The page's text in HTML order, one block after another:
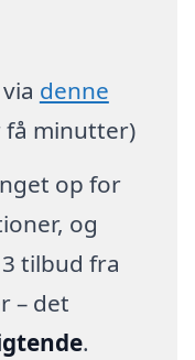
denne
minutter)
op for
og
tilbud fra
– det
.